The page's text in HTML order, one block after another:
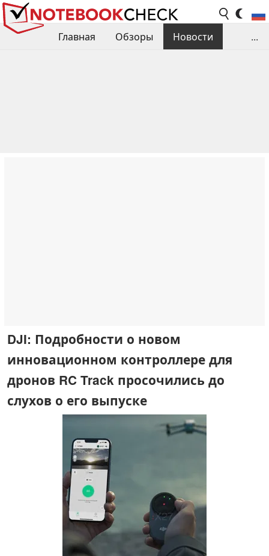
Главная Обзоры
Новости
...
DJI: Подробности о новом
инновационном контроллере для
дронов RC Track просочились до
слухов о его выпуске